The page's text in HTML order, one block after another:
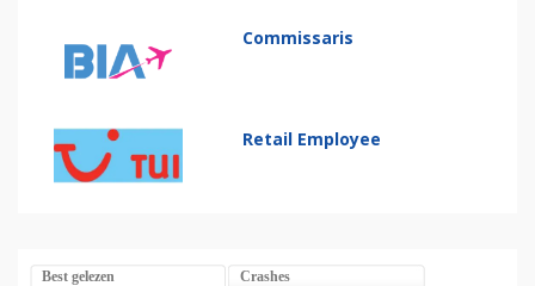
Commissaris
Retail Employee
Best gelezen Crashes